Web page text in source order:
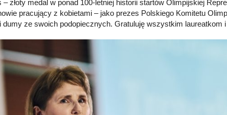
– złoty medal w ponad 100-letniej historii startów Olimpijskiej
pracujący z kobietami – jako prezes Polskiego Komitetu
dumy ze swoich podopiecznych. Gratuluję wszystkim laureatkom